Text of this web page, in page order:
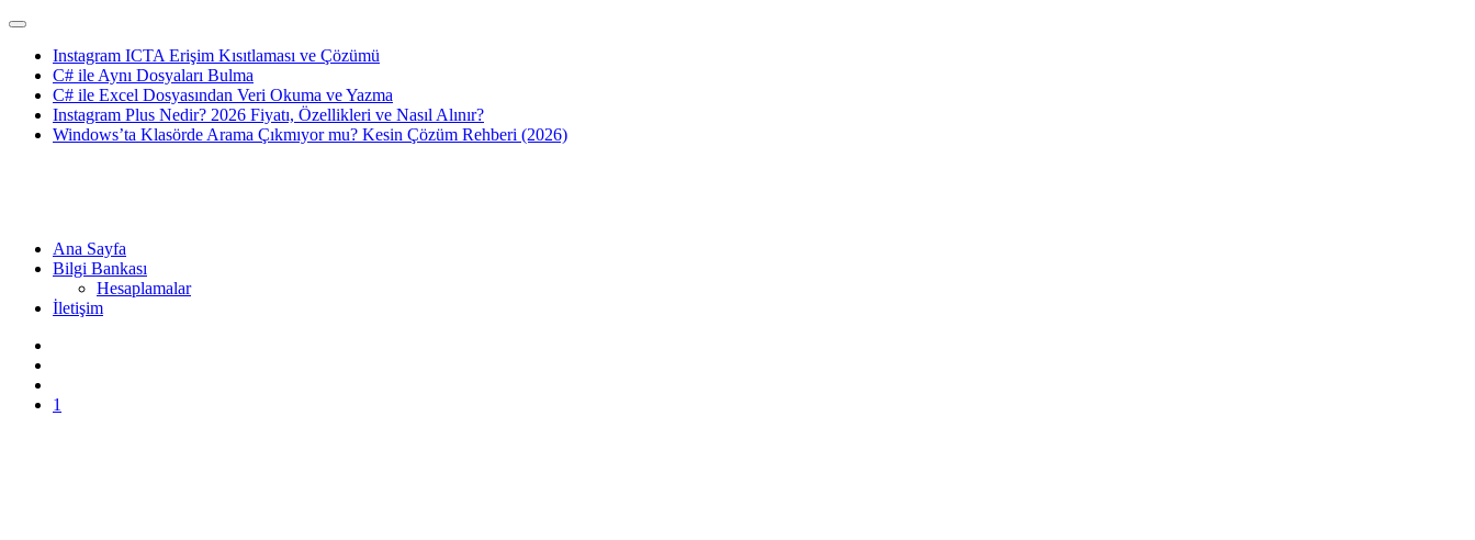
Instagram ICTA Erişim Kısıtlaması ve Çözümü
C# ile Aynı Dosyaları Bulma
C# ile Excel Dosyasından Veri Okuma ve Yazma
Instagram Plus Nedir? 2026 Fiyatı, Özellikleri ve Nasıl Alınır?
Windows’ta Klasörde Arama Çıkmıyor mu? Kesin Çözüm Rehberi (2026)
Ana Sayfa
Bilgi Bankası
Hesaplamalar
İletişim
1